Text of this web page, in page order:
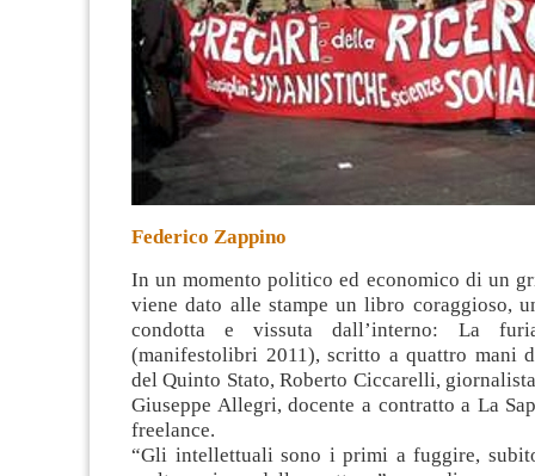
Federico Zappino
In un momento politico ed economico di un
viene dato alle stampe un libro coraggioso,
condotta e vissuta dall’interno: La
(manifestolibri 2011), scritto a quattro mani
del Quinto Stato,Roberto Ciccarelli,
Giuseppe Allegri, docente a contratto a La
freelance.
“Gli intellettuali sono i primi a fuggire,